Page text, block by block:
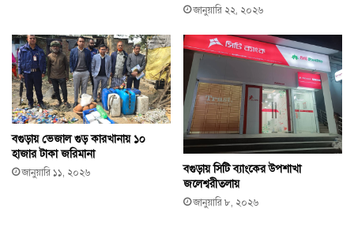
জানুয়ারি ২২, ২০২৬
বগুড়ায় ভেজাল গুড় কারখানায় ১০
হাজার টাকা জরিমানা
জানুয়ারি ১১, ২০২৬
বগুড়ায় সিটি ব্যাংকের উপশাখা
জলেশ্বরীতলায়
জানুয়ারি ৮, ২০২৬